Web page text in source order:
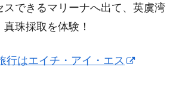
スできるマリーナへ出て、英虞湾
珠採取を体験！
行はエイチ・アイ・エス